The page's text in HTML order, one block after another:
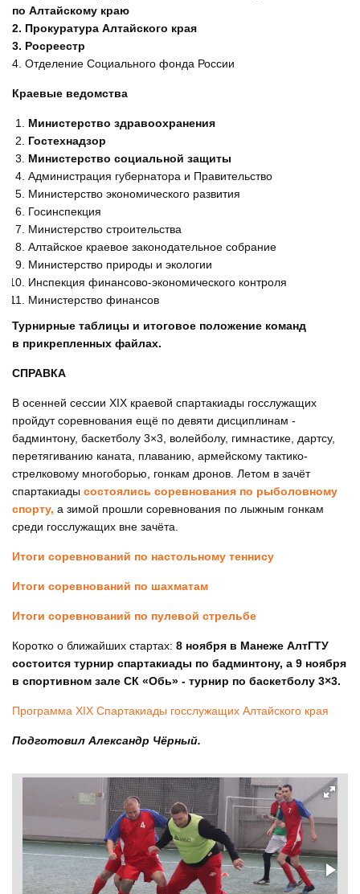
по Алтайскому краю
2. Прокуратура Алтайского края
3. Росреестр
4. Отделение Социального фонда России
Краевые ведомства
Министерство здравоохранения
Гостехнадзор
Министерство социальной защиты
Администрация губернатора и Правительство
Министерство экономического развития
Госинспекция
Министерство строительства
Алтайское краевое законодательное собрание
Министерство природы и экологии
Инспекция финансово-экономического контроля
Министерство финансов
Турнирные таблицы и итоговое положение команд
в прикрепленных файлах.
СПРАВКА
В осенней сессии XIX краевой спартакиады госслужащих
пройдут соревнования ещё по девяти дисциплинам -
бадминтону, баскетболу 3×3, волейболу, гимнастике, дартсу,
перетягиванию каната, плаванию, армейскому тактико-
стрелковому многоборью, гонкам дронов. Летом в зачёт
спартакиады состоялись соревнования по рыболовному
спорту, а зимой прошли соревнования по лыжным гонкам
среди госслужащих вне зачёта.
Итоги соревнований по настольному теннису
Итоги соревнований по шахматам
Итоги соревнований по пулевой стрельбе
Коротко о ближайших стартах: 8 ноября в Манеже АлтГТУ
состоится турнир спартакиады по бадминтону, а 9 ноября
в спортивном зале СК «Обь» - турнир по баскетболу 3×3.
Программа XIX Спартакиады госслужащих Алтайского края
Подготовил Александр Чёрный.